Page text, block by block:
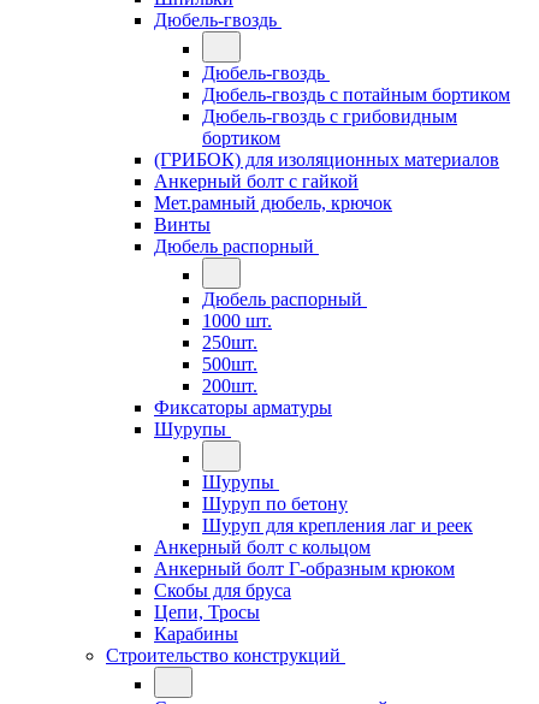
Дюбель-гвоздь
Дюбель-гвоздь
Дюбель-гвоздь с потайным бортиком
Дюбель-гвоздь с грибовидным
бортиком
(ГРИБОК) для изоляционных материалов
Анкерный болт с гайкой
Мет.рамный дюбель, крючок
Винты
Дюбель распорный
Дюбель распорный
1000 шт.
250шт.
500шт.
200шт.
Фиксаторы арматуры
Шурупы
Шурупы
Шуруп по бетону
Шуруп для крепления лаг и реек
Анкерный болт с кольцом
Анкерный болт Г-образным крюком
Скобы для бруса
Цепи, Тросы
Карабины
Строительство конструкций